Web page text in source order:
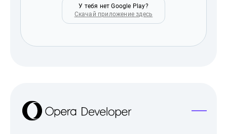
У тебя нет Google Play?
Скачай приложение здесь